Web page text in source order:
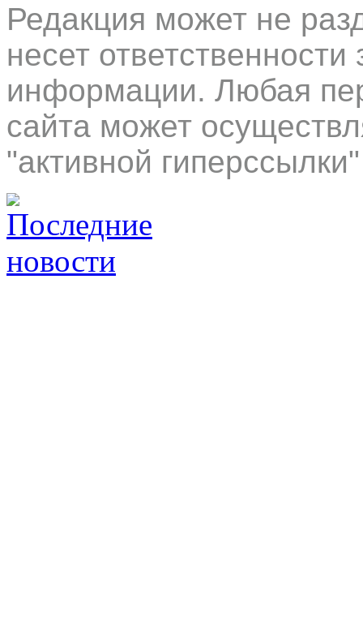
Редакция может не
несет
информации. Любая
сайта может
"активной